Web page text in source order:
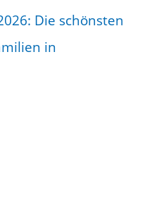
Die schönsten
in